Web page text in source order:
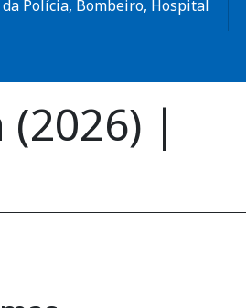
Polícia, Bombeiro, Hospital
|